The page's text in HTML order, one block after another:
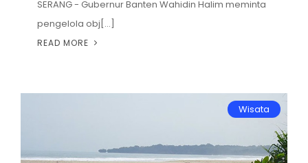
SERANG - Gubernur Banten Wahidin Halim meminta
pengelola obj[...]
READ MORE
Wisata